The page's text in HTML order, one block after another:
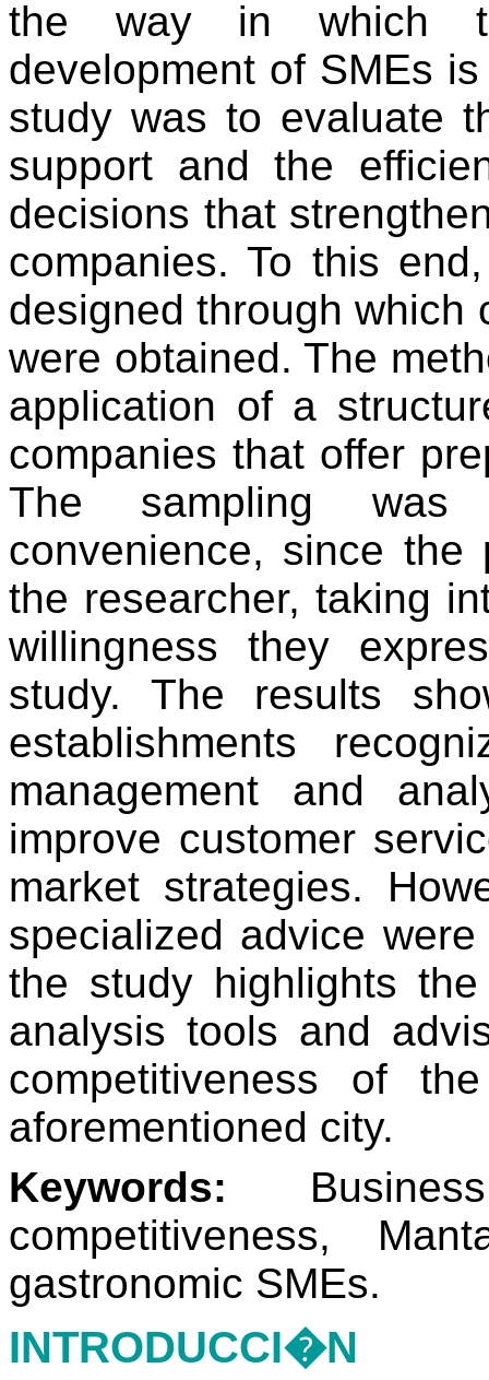
the way in which
development of SMEs
study was to evaluate
support and the
decisions that
companies. To this
designed through which
were obtained. The
application of a
companies that offer
The sampling was
convenience, since the
the researcher, taking
willingness they
study. The results
establishments
management and
improve customer
market strategies.
specialized advice
the study highlights
analysis tools and
competitiveness of
aforementioned city.
Keywords:
competitiveness,
gastronomic SMEs.
INTRODUCCI�N